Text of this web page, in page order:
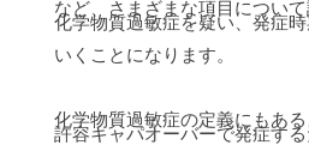
など、さまざまな項目につい
化学物質過敏症を疑い、発症
いくことになります。
化学物質過敏症の定義にもあ
許容キャパオーバーで発症す